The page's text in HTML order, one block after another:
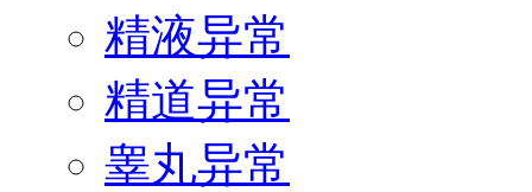
精液异常
精道异常
睾丸异常